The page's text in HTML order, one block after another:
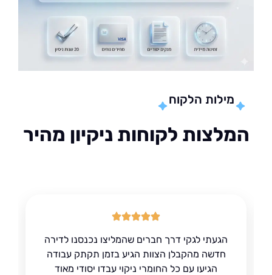
מילות הלקוח
לקוחות ניקיון מהיר
הגעתי לגקי דרך חברים שהמליצו נכנסנו לדירה
חדשה מהקבלן הצוות הגיע בזמן תקתק עבודה
הגיעו עם כל החומרי ניקוי עבדו יסודי מאוד